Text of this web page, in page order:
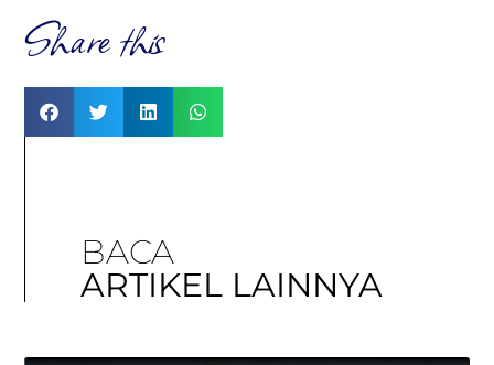
Share this
BACA
ARTIKEL LAINNYA